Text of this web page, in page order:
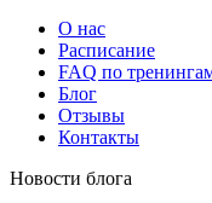
О нас
Расписание
FAQ по
Блог
Отзывы
Контакты
Новости блога